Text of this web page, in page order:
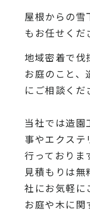
屋根からの雪
もお任せくだ
地域密着で伐
お庭のこと、
にご相談くだ
当社では造園
事やエクステ
行っておりま
見積もりは無
社にお気軽に
お庭や木に関